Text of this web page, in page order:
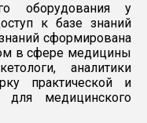
оборудования у
к базе знаний
сформирована
в сфере медицины
аналитики
практической и
медицинского